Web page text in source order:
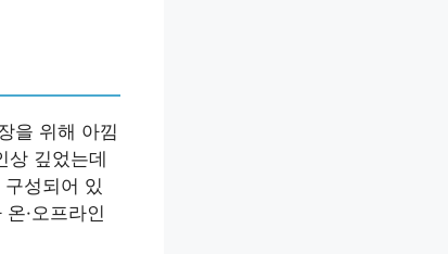
을 위해 아낌
상 깊었는데
성되어 있
·오프라인